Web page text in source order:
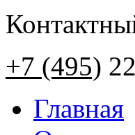
+7 (495)
Главная